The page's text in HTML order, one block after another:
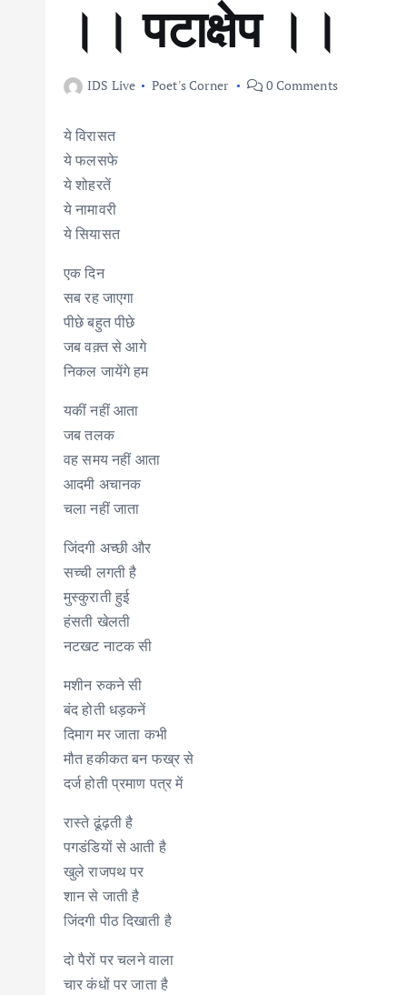
।। पटाक्षेप ।।
IDS Live Poet's Corner 0 Comments
ये विरासत
ये फलसफे
ये शोहरतें
ये नामावरी
ये सियासत
एक दिन
सब रह जाएगा
पीछे बहुत पीछे
जब वक़्त से आगे
निकल जायेंगे हम
यकीं नहीं आता
जब तलक
वह समय नहीं आता
आदमी अचानक
चला नहीं जाता
जिंदगी अच्छी और
सच्ची लगती है
मुस्कुराती हुई
हंसती खेलती
नटखट नाटक सी
मशीन रुकने सी
बंद होती धड़कनें
दिमाग मर जाता कभी
मौत हकीकत बन फख्र से
दर्ज होती प्रमाण पत्र में
रास्ते ढूंढ़ती है
पगडंडियों से आती है
खुले राजपथ पर
शान से जाती है
जिंदगी पीठ दिखाती है
दो पैरों पर चलने वाला
चार कंधों पर जाता है